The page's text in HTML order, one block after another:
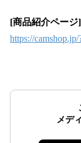
[商品紹介ページ]
https://
メデ